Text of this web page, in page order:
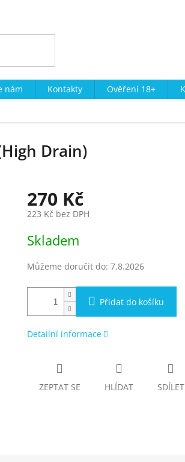
nám Kontakty Ověření 18+
Drain)
270 Kč
223 Kč bez DPH
cena:
Skladem
Můžeme doručit do: 7.8.2026
Přidat do košíku
Detailní informace
ZEPTAT SE HLÍDAT SDÍLET